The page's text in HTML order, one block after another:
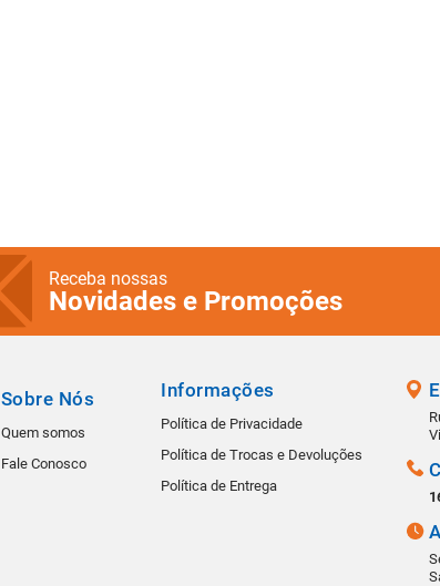
Receba nossas
Novidades e Promoções
Sobre Nós
Quem somos
Fale Conosco
Informações
Política de Privacidade
Política de Trocas e Devoluções
Política de Entrega